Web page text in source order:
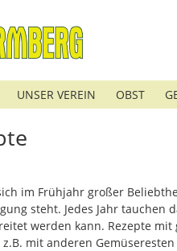
UNSER VEREIN OBST
im Frühjahr großer
steht. Jedes Jahr
werden kann. Rezepte
mit anderen